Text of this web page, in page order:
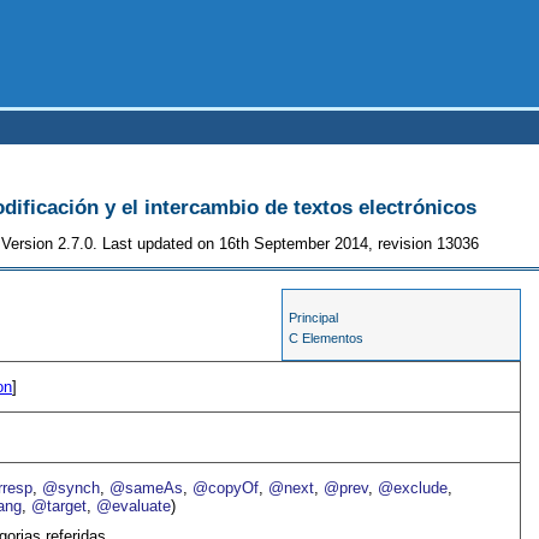
y el intercambio de textos electrónicos
Version 2.7.0. Last updated on 16th September 2014, revision 13036
Principal
C Elementos
]
@synch @sameAs @copyOf @next @prev, @exclude
@target @evaluate)